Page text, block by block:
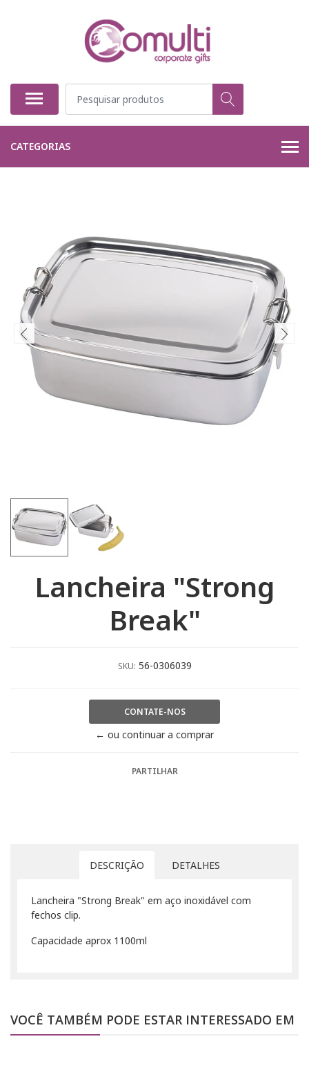
CATEGORIAS
Lancheira "Strong
Break"
SKU: 56-0306039
CONTATE-NOS
← ou continuar a comprar
PARTILHAR
DESCRIÇÃO DETALHES
Lancheira "Strong Break" em aço inoxidável com
fechos clip.
Capacidade aprox 1100ml
VOCÊ TAMBÉM PODE ESTAR INTERESSADO EM